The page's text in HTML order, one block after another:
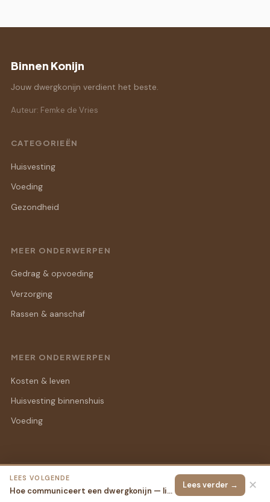
Binnen Konijn
Jouw dwergkonijn verdient het beste.
Auteur: Femke de Vries
CATEGORIEËN
Huisvesting
Voeding
Gezondheid
MEER ONDERWERPEN
Gedrag & opvoeding
Verzorging
Rassen & aanschaf
MEER ONDERWERPEN
Kosten & leven
Huisvesting binnenshuis
Voeding
© 2026 Binnen Konijn Alle rechten voorbehouden.
LEES VOLGENDE
Hoe communiceert een dwergkonijn — lichaamstaal begrijpen
Lees verder → ✕